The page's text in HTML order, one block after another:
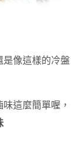
是像這樣的冷盤
這麼簡單喔，